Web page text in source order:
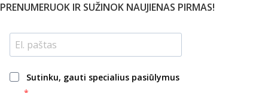
PRENUMERUOK IR SUŽINOK NAUJIENAS PIRMAS!
Sutinku, gauti specialius pasiūlymus